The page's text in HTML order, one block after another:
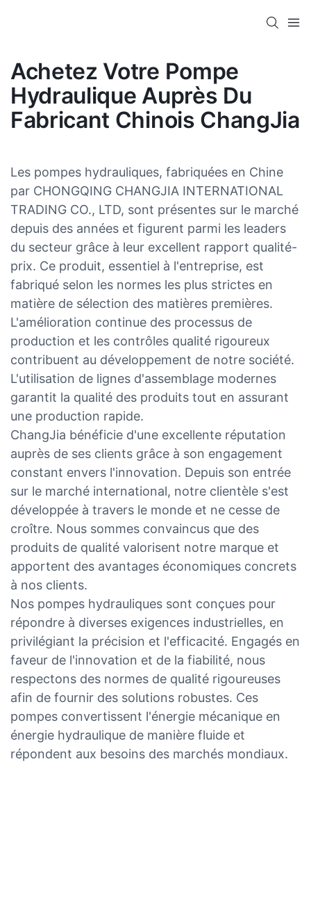
Achetez Votre Pompe
Hydraulique Auprès Du
Fabricant Chinois ChangJia
Les pompes hydrauliques, fabriquées en Chine
par CHONGQING CHANGJIA INTERNATIONAL
TRADING CO., LTD, sont présentes sur le marché
depuis des années et figurent parmi les leaders
du secteur grâce à leur excellent rapport qualité-
prix. Ce produit, essentiel à l'entreprise, est
fabriqué selon les normes les plus strictes en
matière de sélection des matières premières.
L'amélioration continue des processus de
production et les contrôles qualité rigoureux
contribuent au développement de notre société.
L'utilisation de lignes d'assemblage modernes
garantit la qualité des produits tout en assurant
une production rapide.
ChangJia bénéficie d'une excellente réputation
auprès de ses clients grâce à son engagement
constant envers l'innovation. Depuis son entrée
sur le marché international, notre clientèle s'est
développée à travers le monde et ne cesse de
croître. Nous sommes convaincus que des
produits de qualité valorisent notre marque et
apportent des avantages économiques concrets
à nos clients.
Nos pompes hydrauliques sont conçues pour
répondre à diverses exigences industrielles, en
privilégiant la précision et l'efficacité. Engagés en
faveur de l'innovation et de la fiabilité, nous
respectons des normes de qualité rigoureuses
afin de fournir des solutions robustes. Ces
pompes convertissent l'énergie mécanique en
énergie hydraulique de manière fluide et
répondent aux besoins des marchés mondiaux.